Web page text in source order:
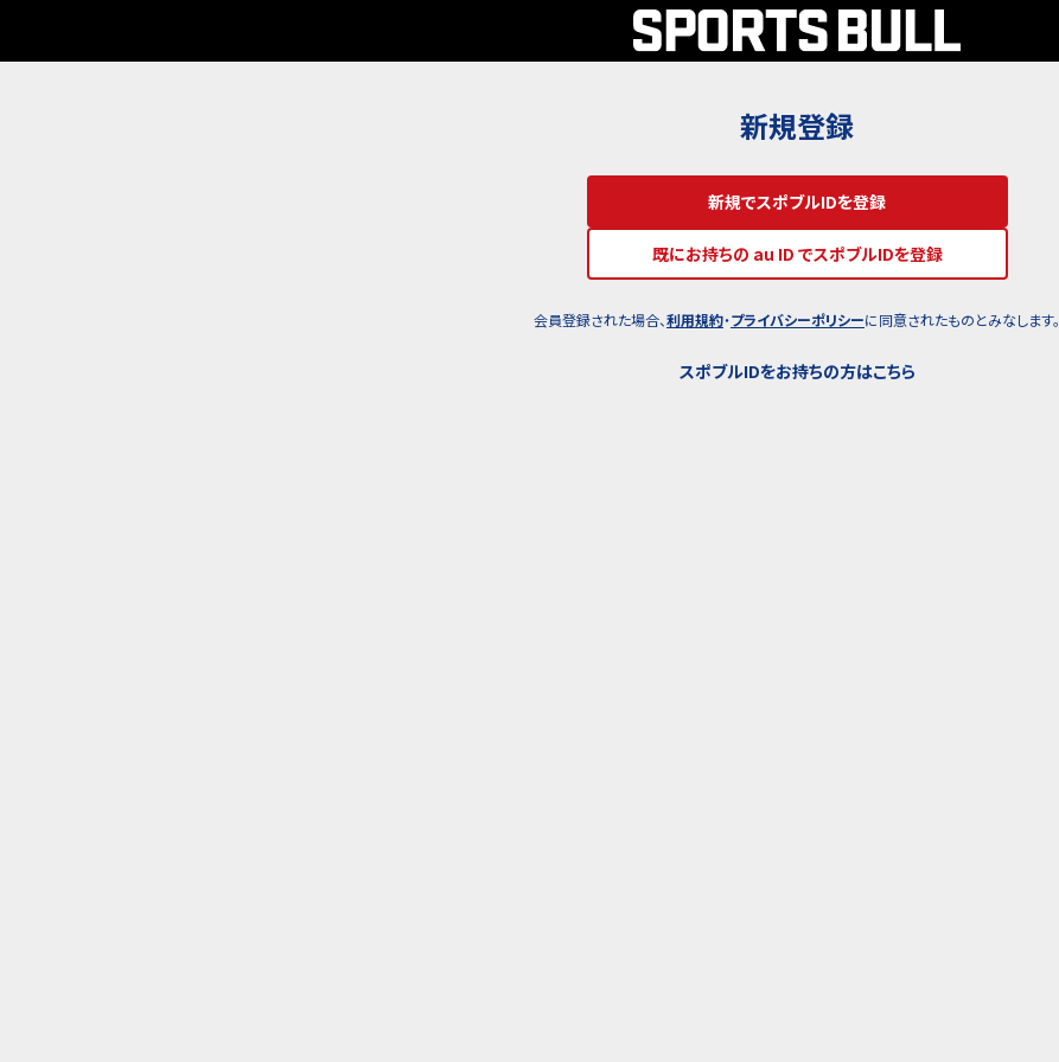
新規登録
新規でスポブルIDを登録
既にお持ちの au ID でスポブルIDを登録
会員登録された場合、利用規約・プライバシーポリシーに同意されたものとみなします。
スポブルIDをお持ちの方はこちら